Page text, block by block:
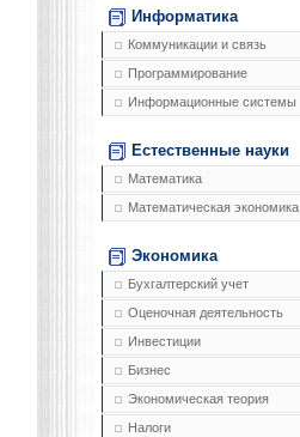
Информатика
Коммуникации и связь
Программирование
Информационные системы
Естественные науки
Математика
Математическая экономика
Экономика
Бухгалтерский учет
Оценочная деятельность
Инвестиции
Бизнес
Экономическая теория
Налоги